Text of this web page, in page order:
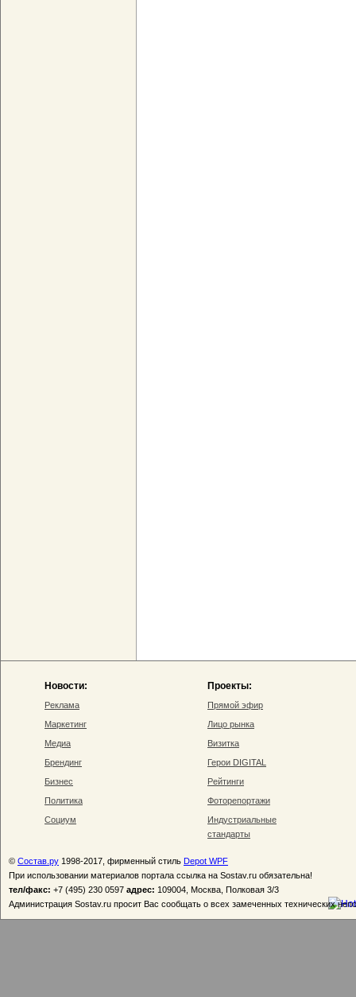
Новости:
Реклама
Маркетинг
Медиа
Брендинг
Бизнес
Политика
Социум
Проекты:
Прямой эфир
Лицо рынка
Визитка
Герои DIGITAL
Рейтинги
Фоторепортажи
Индустриальные
стандарты
© Состав.ру 1998-2017, фирменный стиль Depot WPF
При использовании материалов портала ссылка на Sostav.ru обязательна!
тел/факс: +7 (495) 230 0597 адрес: 109004, Москва, Полковая 3/3
Администрация Sostav.ru просит Вас сообщать о всех замеченных технических